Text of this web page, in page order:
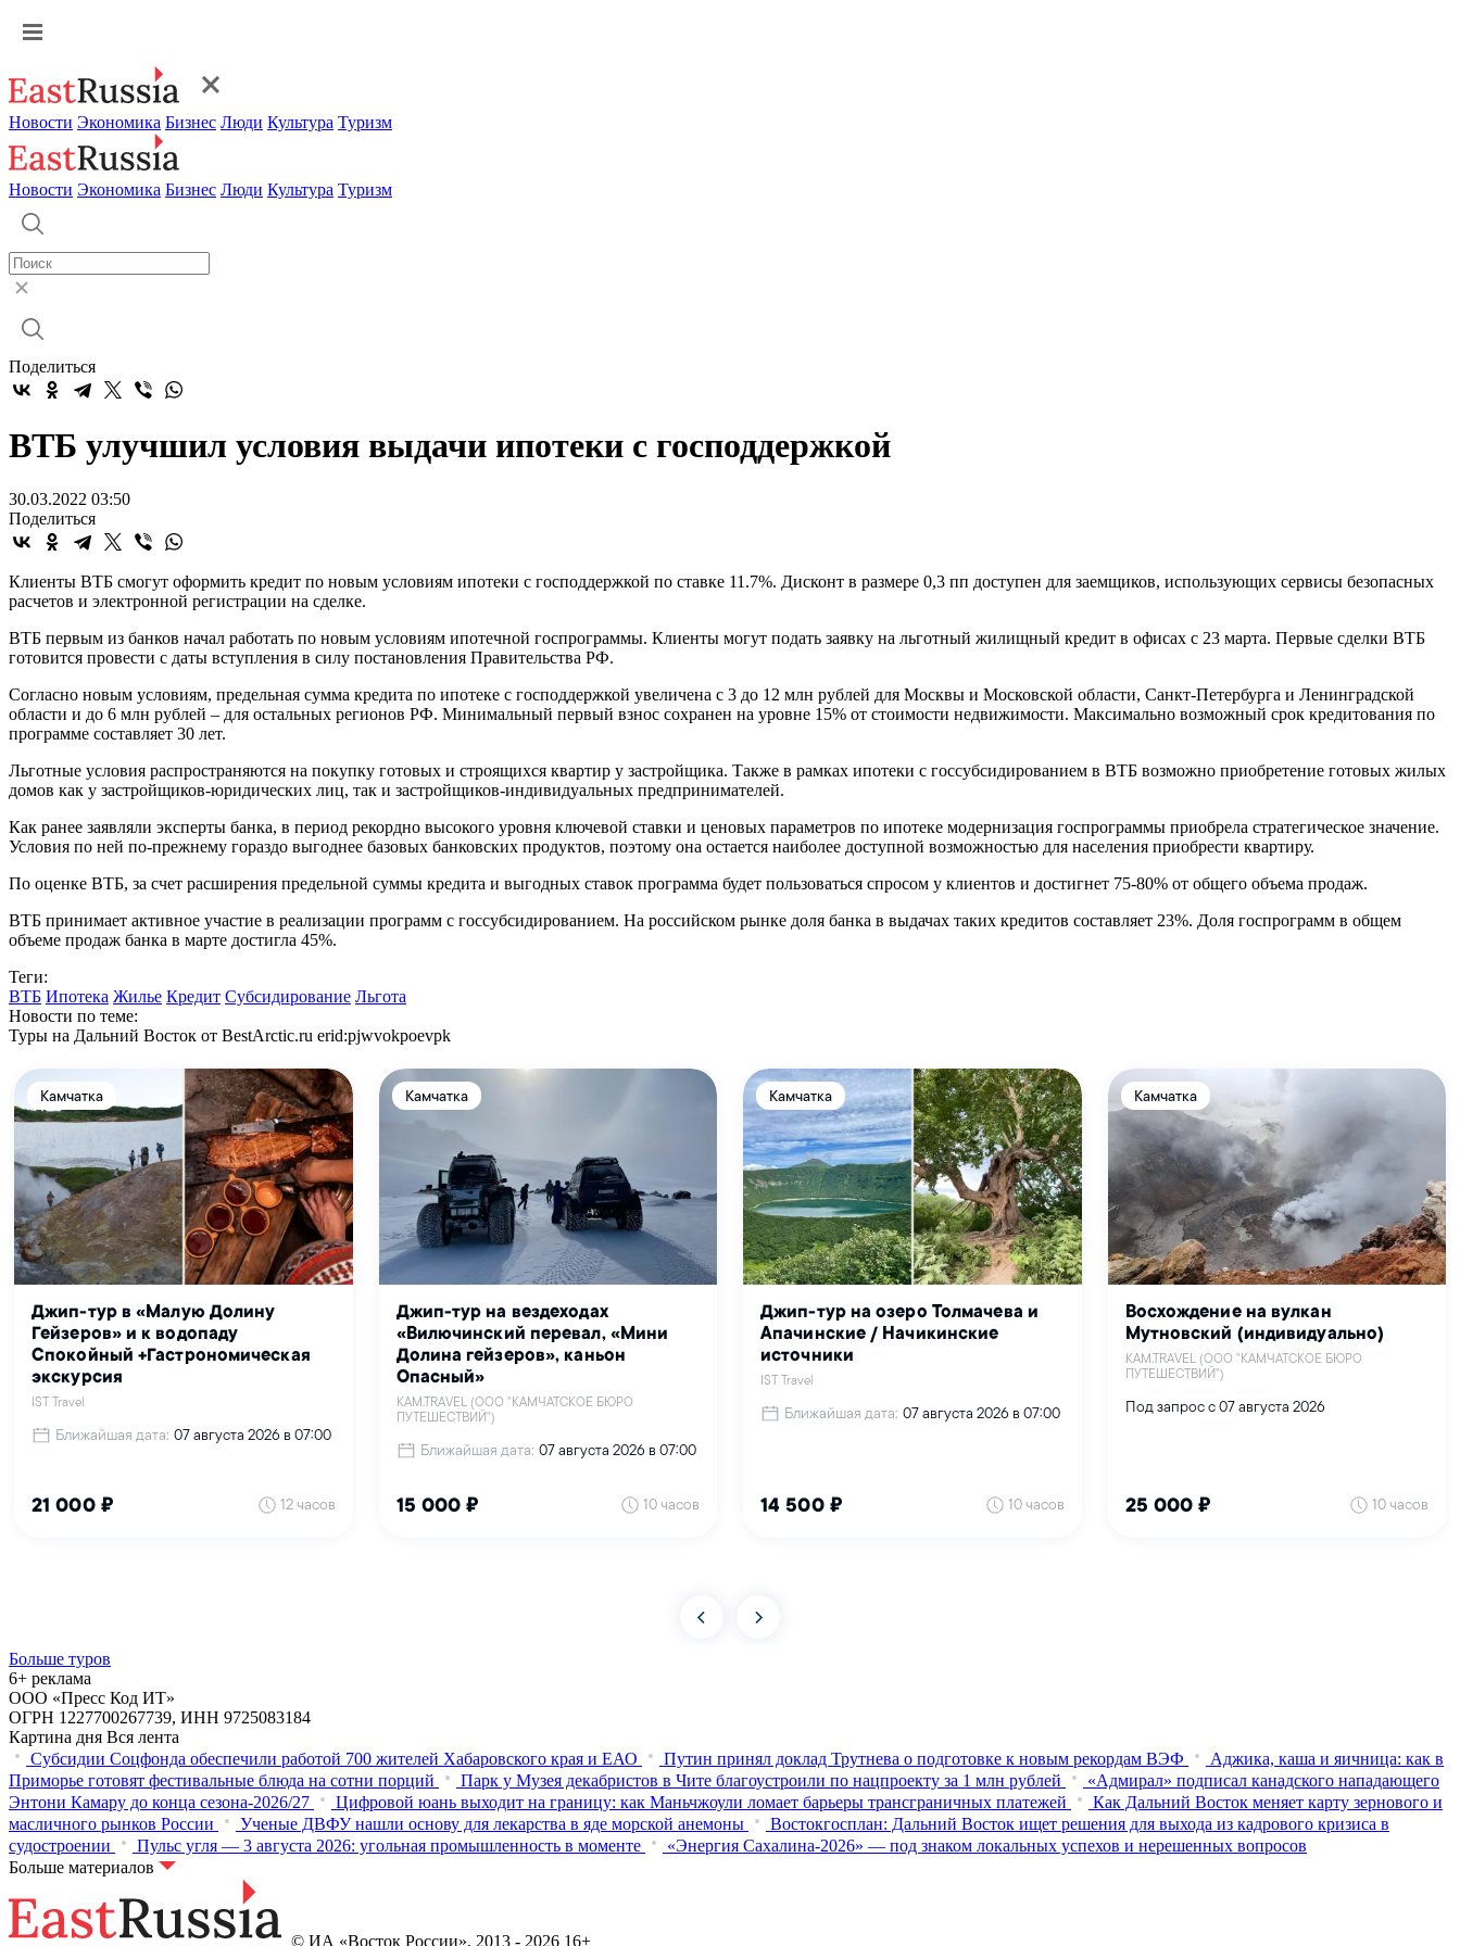
Новости Экономика Бизнес Люди Культура Туризм
Новости Экономика Бизнес Люди Культура Туризм
Поделиться
ВТБ улучшил условия выдачи ипотеки с господдержкой
30.03.2022 03:50
Поделиться
Клиенты ВТБ смогут оформить кредит по новым условиям ипотеки с господдержкой по ставке 11.7%. Дисконт в размере 0,3 пп доступен для заемщиков, использующих сервисы безопасных
расчетов и электронной регистрации на сделке.
ВТБ первым из банков начал работать по новым условиям ипотечной госпрограммы. Клиенты могут подать заявку на льготный жилищный кредит в офисах с 23 марта. Первые сделки ВТБ
готовится провести с даты вступления в силу постановления Правительства РФ.
Согласно новым условиям, предельная сумма кредита по ипотеке с господдержкой увеличена с 3 до 12 млн рублей для Москвы и Московской области, Санкт-Петербурга и Ленинградской
области и до 6 млн рублей – для остальных регионов РФ. Минимальный первый взнос сохранен на уровне 15% от стоимости недвижимости. Максимально возможный срок кредитования по
программе составляет 30 лет.
Льготные условия распространяются на покупку готовых и строящихся квартир у застройщика. Также в рамках ипотеки с госсубсидированием в ВТБ возможно приобретение готовых жилых
домов как у застройщиков-юридических лиц, так и застройщиков-индивидуальных предпринимателей.
Как ранее заявляли эксперты банка, в период рекордно высокого уровня ключевой ставки и ценовых параметров по ипотеке модернизация госпрограммы приобрела стратегическое значение.
Условия по ней по-прежнему гораздо выгоднее базовых банковских продуктов, поэтому она остается наиболее доступной возможностью для населения приобрести квартиру.
По оценке ВТБ, за счет расширения предельной суммы кредита и выгодных ставок программа будет пользоваться спросом у клиентов и достигнет 75-80% от общего объема продаж.
ВТБ принимает активное участие в реализации программ с госсубсидированием. На российском рынке доля банка в выдачах таких кредитов составляет 23%. Доля госпрограмм в общем
объеме продаж банка в марте достигла 45%.
Теги:
ВТБ Ипотека Жилье Кредит Субсидирование Льгота
Новости по теме:
Туры на Дальний Восток от BestArctic.ru erid:pjwvokpoevpk
Больше туров
6+ реклама
ООО «Пресс Код ИТ»
ОГРН 1227700267739, ИНН 9725083184
Картина дня Вся лента
Субсидии Соцфонда обеспечили работой 700 жителей Хабаровского края и ЕАО
Путин принял доклад Трутнева о подготовке к новым рекордам ВЭФ
Аджика, каша и яичница: как в
Приморье готовят фестивальные блюда на сотни порций
Парк у Музея декабристов в Чите благоустроили по нацпроекту за 1 млн рублей
«Адмирал» подписал канадского нападающего
Энтони Камару до конца сезона-2026/27
Цифровой юань выходит на границу: как Маньчжоули ломает барьеры трансграничных платежей
Как Дальний Восток меняет карту зернового и
масличного рынков России
Ученые ДВФУ нашли основу для лекарства в яде морской анемоны
Востокгосплан: Дальний Восток ищет решения для выхода из кадрового кризиса в
судостроении
Пульс угля — 3 августа 2026: угольная промышленность в моменте
«Энергия Сахалина-2026» — под знаком локальных успехов и нерешенных вопросов
Больше материалов
© ИА «Восток России», 2013 - 2026 16+